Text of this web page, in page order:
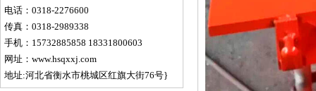
电话：0318-2276600
传真：0318-2989338
手机：15732885858 18331800603
网址：www.hsqxxj.com
地址:河北省衡水市桃城区红旗大街76号}